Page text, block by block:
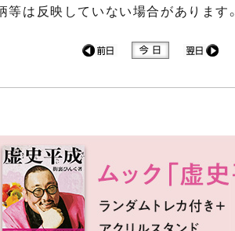
は反映していない場合があります。